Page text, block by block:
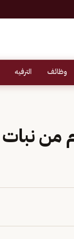
وظائف الترفيه
كيلوجرام من